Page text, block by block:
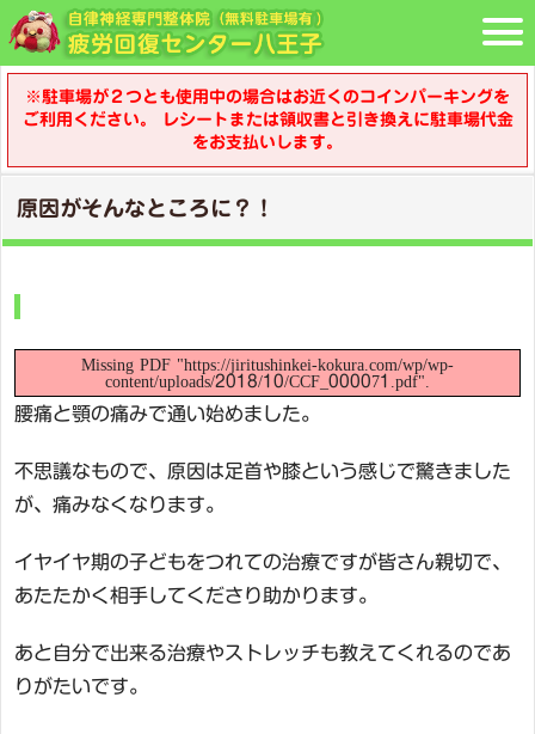
※駐車場が２つとも使用中の場合はお近くのコインパーキングを
ご利用ください。 レシートまたは領収書と引き換えに駐車場代金
をお支払いします。
原因がそんなところに？！
Missing PDF "https://jiritushinkei-kokura.com/wp/wp-
content/uploads/2018/10/CCF_000071.pdf".
腰痛と顎の痛みで通い始めました。
不思議なもので、原因は足首や膝という感じで驚きました
が、痛みなくなります。
イヤイヤ期の子どもをつれての治療ですが皆さん親切で、
あたたかく相手してくださり助かります。
あと自分で出来る治療やストレッチも教えてくれるのであ
りがたいです。